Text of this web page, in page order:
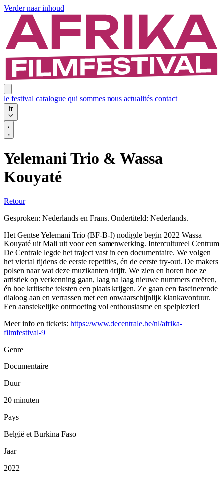
Verder naar inhoud
le festival catalogue qui sommes nous actualités contact
fr
Yelemani Trio & Wassa
Kouyaté
Retour
Gesproken: Nederlands en Frans. Ondertiteld: Nederlands.
Het Gentse Yelemani Trio (BF-B-I) nodigde begin 2022 Wassa
Kouyaté uit Mali uit voor een samenwerking. Intercultureel Centrum
De Centrale legde het traject vast in een documentaire. We volgen
het viertal tijdens de eerste repetities, én de eerste try-out. De makers
polsen naar wat deze muzikanten drijft. We zien en horen hoe ze
artistiek op verkenning gaan, laag na laag nieuwe nummers creëren,
én hoe kritische teksten een plaats krijgen. Ze gaan een fascinerende
dialoog aan en verrassen met een onwaarschijnlijk klankavontuur.
Een aanstekelijke ontmoeting vol enthousiasme en spelplezier!
Meer info en tickets: https://www.decentrale.be/nl/afrika-
filmfestival-9
Genre
Documentaire
Duur
20 minuten
Pays
België et Burkina Faso
Jaar
2022